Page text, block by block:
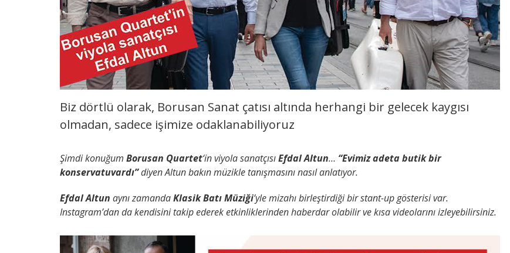
Biz dörtlü olarak, Borusan Sanat çatısı altında herhangi bir gelecek kaygısı
olmadan, sadece işimize odaklanabiliyoruz
Şimdi konuğum Borusan Quartet‘in viyola sanatçısıEfdal Altun… “Evimiz adeta butik bir
konservatuvardı”diyen Altun bakın müzikle tanışmasını nasıl anlatıyor.
Efdal Altun aynı zamandaKlasik Batı Müziği’yle mizahı birleştirdiği bir stant-up gösterisi var.
Instagram’dan da kendisini takip ederek etkinliklerinden haberdar olabilir ve kısa videolarını izleyebilirsiniz.